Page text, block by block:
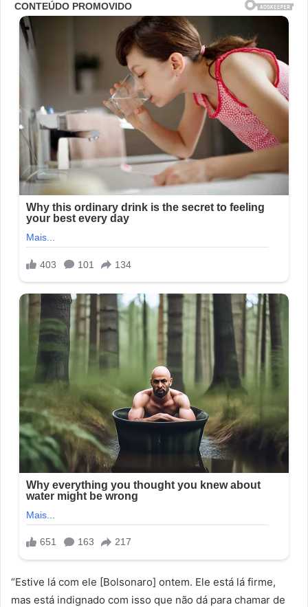
“Estive lá com ele [Bolsonaro] ontem. Ele está lá firme,
mas está indignado com isso que não dá para chamar de